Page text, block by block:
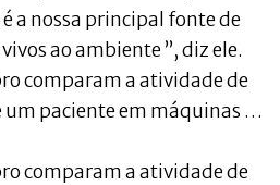
a nossa principal fonte de
ao ambiente ”, diz ele.
comparam a atividade de
paciente em máquinas …
comparam a atividade de